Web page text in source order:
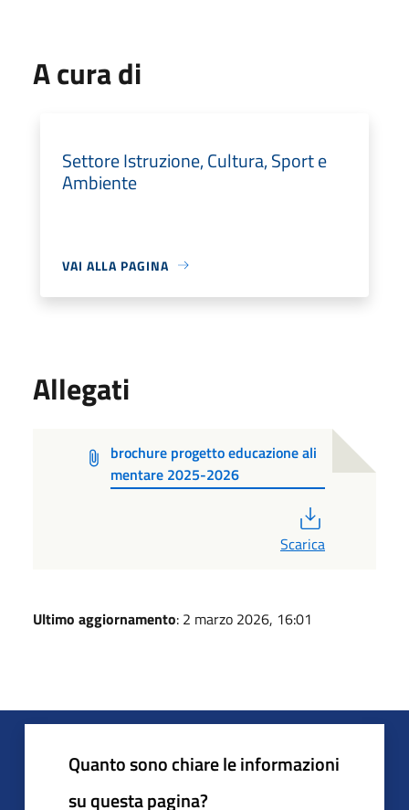
A cura di
Settore Istruzione, Cultura, Sport e
Ambiente
VAI ALLA PAGINA
Allegati
brochure progetto educazione ali
mentare 2025-2026
Scarica
Ultimo aggiornamento: 2 marzo 2026, 16:01
Quanto sono chiare le informazioni
su questa pagina?